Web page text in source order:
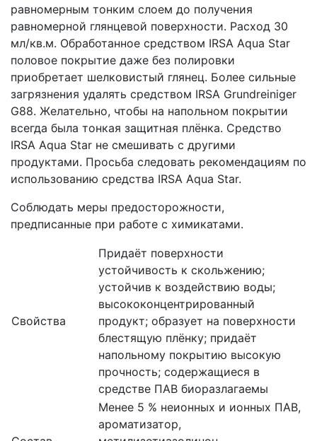
равномерным тонким слоем до получения
равномерной глянцевой поверхности. Расход 30
мл/кв.м. Обработанное средством IRSA Aqua Star
половое покрытие даже без полировки
приобретает шелковистый глянец. Более сильные
загрязнения удалять средством IRSA Grundreiniger
G88. Желательно, чтобы на напольном покрытии
всегда была тонкая защитная плёнка. Средство
IRSA Aqua Star не смешивать с другими
продуктами. Просьба следовать рекомендациям по
использованию средства IRSA Aqua Star.
Соблюдать меры предосторожности,
предписанные при работе с химикатами.
Свойства
Придаёт поверхности
устойчивость к скольжению;
устойчив к воздействию воды;
высококонцентрированный
продукт; образует на поверхности
блестящую плёнку; придаёт
напольному покрытию высокую
прочность; содержащиеся в
средстве ПАВ биоразлагаемы
Менее 5 % неионных и ионных ПАВ,
ароматизатор,